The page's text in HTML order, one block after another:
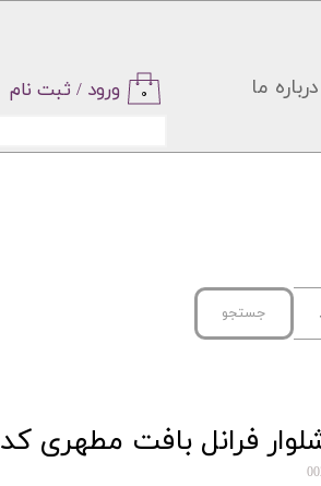
ورود / ثبت نام
حساب
خروج از
حساب
درباره ما ۰
فرانل بافت مطهری کد 207
جستجو